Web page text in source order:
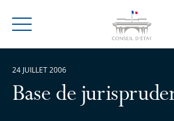
Menu
Base de
24 JUILLET 2006